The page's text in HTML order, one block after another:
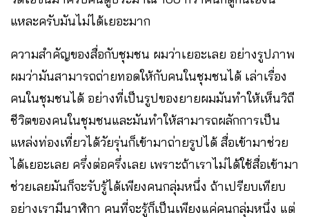
แหละครับมันไม่ได้เยอะมาก
ความสำคัญของสื่อกับชุมชน ผมว่าเยอะเลย อย่างรูปภาพ
ผมว่ามันสามารถถ่ายทอดให้กับคนในชุมชนได้ เล่าเรื่อง
คนในชุมชนได้ อย่างที่เป็นรูปของยายผมมันทำให้เห็นวิถี
ชีวิตของคนในชุมชนและมันทำให้สามารถผลักการเป็น
แหล่งท่องเที่ยวได้วัยรุ่นก็เข้ามาถ่ายรูปได้ สื่อเข้ามาช่วย
ได้เยอะเลย ครึ่งต่อครึ่งเลย เพราะถ้าเราไม่ได้ใช้สื่อเข้ามา
ช่วยเลยมันก็จะรับรู้ได้เพียงคนกลุ่มหนึ่ง ถ้าเปรียบเทียบ
อย่างเรามีนาฬิกา คนที่จะรู้ก็เป็นเพียงแค่คนกลุ่มหนึ่ง แต่